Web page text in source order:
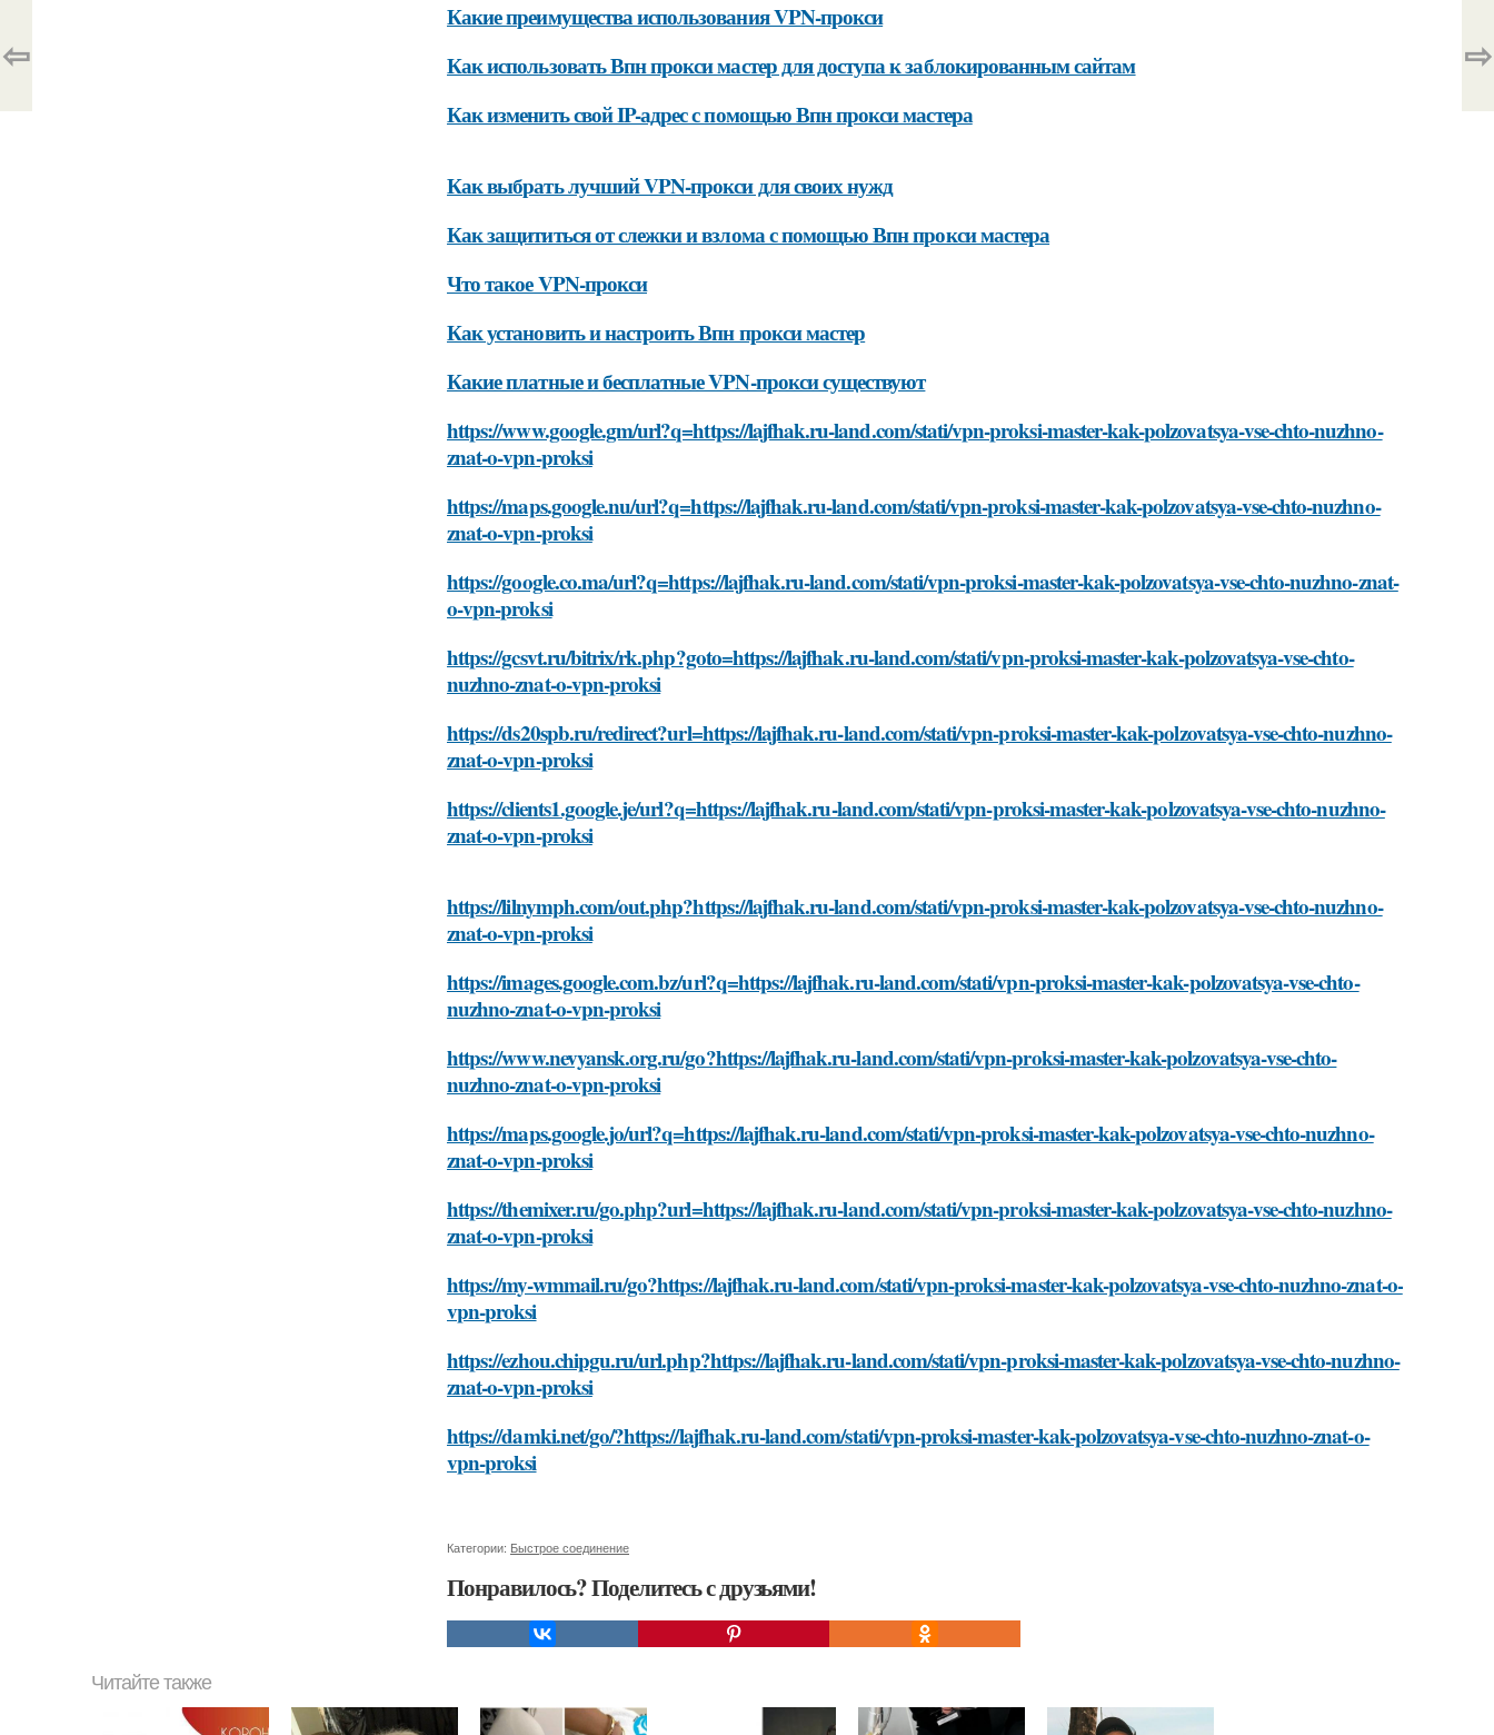
Какие преимущества использования VPN-прокси
Как использовать Впн прокси мастер для доступа к заблокированным сайтам
Как изменить свой IP-адрес с помощью Впн прокси мастера
Как выбрать лучший VPN-прокси для своих нужд
Как защититься от слежки и взлома с помощью Впн прокси мастера
Что такое VPN-прокси
Как установить и настроить Впн прокси мастер
Какие платные и бесплатные VPN-прокси существуют
https://www.google.gm/url?q=https://lajfhak.ru-land.com/stati/vpn-proksi-master-kak-polzovatsya-vse-chto-nuzhno-
znat-o-vpn-proksi
https://maps.google.nu/url?q=https://lajfhak.ru-land.com/stati/vpn-proksi-master-kak-polzovatsya-vse-chto-nuzhno-
znat-o-vpn-proksi
https://google.co.ma/url?q=https://lajfhak.ru-land.com/stati/vpn-proksi-master-kak-polzovatsya-vse-chto-nuzhno-znat-
o-vpn-proksi
https://gcsvt.ru/bitrix/rk.php?goto=https://lajfhak.ru-land.com/stati/vpn-proksi-master-kak-polzovatsya-vse-chto-
nuzhno-znat-o-vpn-proksi
https://ds20spb.ru/redirect?url=https://lajfhak.ru-land.com/stati/vpn-proksi-master-kak-polzovatsya-vse-chto-nuzhno-
znat-o-vpn-proksi
https://clients1.google.je/url?q=https://lajfhak.ru-land.com/stati/vpn-proksi-master-kak-polzovatsya-vse-chto-nuzhno-
znat-o-vpn-proksi
https://lilnymph.com/out.php?https://lajfhak.ru-land.com/stati/vpn-proksi-master-kak-polzovatsya-vse-chto-nuzhno-
znat-o-vpn-proksi
https://images.google.com.bz/url?q=https://lajfhak.ru-land.com/stati/vpn-proksi-master-kak-polzovatsya-vse-chto-
nuzhno-znat-o-vpn-proksi
https://www.nevyansk.org.ru/go?https://lajfhak.ru-land.com/stati/vpn-proksi-master-kak-polzovatsya-vse-chto-
nuzhno-znat-o-vpn-proksi
https://maps.google.jo/url?q=https://lajfhak.ru-land.com/stati/vpn-proksi-master-kak-polzovatsya-vse-chto-nuzhno-
znat-o-vpn-proksi
https://themixer.ru/go.php?url=https://lajfhak.ru-land.com/stati/vpn-proksi-master-kak-polzovatsya-vse-chto-nuzhno-
znat-o-vpn-proksi
https://my-wmmail.ru/go?https://lajfhak.ru-land.com/stati/vpn-proksi-master-kak-polzovatsya-vse-chto-nuzhno-znat-o-
vpn-proksi
https://ezhou.chipgu.ru/url.php?https://lajfhak.ru-land.com/stati/vpn-proksi-master-kak-polzovatsya-vse-chto-nuzhno-
znat-o-vpn-proksi
https://damki.net/go/?https://lajfhak.ru-land.com/stati/vpn-proksi-master-kak-polzovatsya-vse-chto-nuzhno-znat-o-
vpn-proksi
Категории: Быстрое соединение
Понравилось? Поделитесь с друзьями!
⇦ ⇨
Читайте также